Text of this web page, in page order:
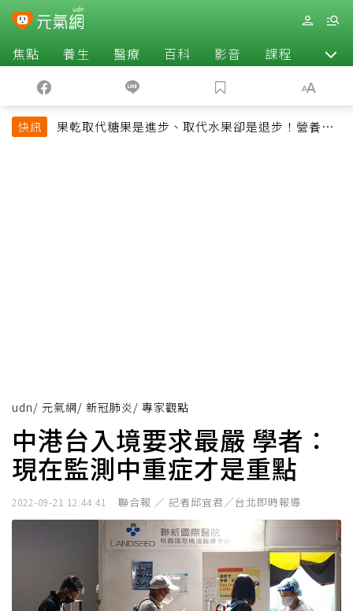
焦點 養生 醫療 百科 影音 課程 退休
快訊
果乾取代糖果是進步、取代水果卻是退步！營養師
udn/ 元氣網/ 新冠肺炎 / 專家觀點
中港台入境要求最嚴 學者：
現在監測中重症才是重點
2022-09-21 12:44:41 聯合報 ／ 記者邱宜君／台北即時報導